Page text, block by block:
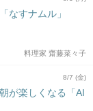
なすナムル」
料理家 齋藤菜々子
8/7 (金)
が楽しくなる「AI